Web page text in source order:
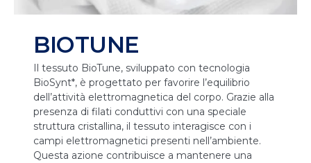
BIOTUNE
Il tessuto BioTune, sviluppato con tecnologia
BioSynt*, è progettato per favorire l’equilibrio
dell’attività elettromagnetica del corpo. Grazie alla
presenza di filati conduttivi con una speciale
struttura cristallina, il tessuto interagisce con i
campi elettromagnetici presenti nell’ambiente.
Questa azione contribuisce a mantenere una